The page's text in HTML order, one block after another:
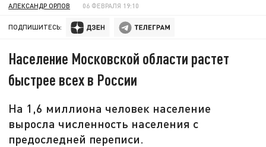
АЛЕКСАНДР ОРЛОВ 06 ФЕВРАЛЯ 19:10
ПОДПИШИТЕСЬ:
Население Московской области растет
быстрее всех в России
На 1,6 миллиона человек население
выросла численность населения с
предоследней переписи.